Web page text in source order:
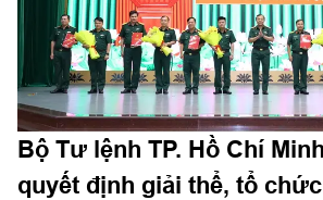
Bộ Tư lệnh TP. Hồ Chí
quyết định giải thể, tổ